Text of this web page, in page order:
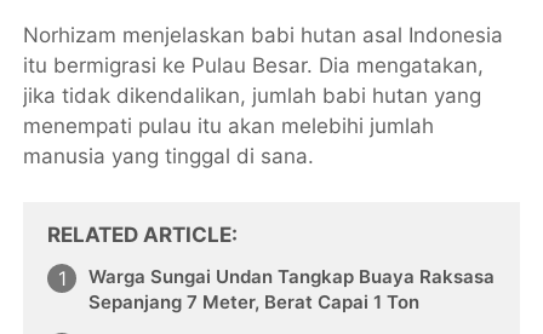
Norhizam menjelaskan babi hutan asal Indonesia
itu bermigrasi ke Pulau Besar. Dia mengatakan,
jika tidak dikendalikan, jumlah babi hutan yang
menempati pulau itu akan melebihi jumlah
manusia yang tinggal di sana.
RELATED ARTICLE
Warga Sungai Undan Tangkap Buaya Raksasa
Sepanjang 7 Meter, Berat Capai 1 Ton